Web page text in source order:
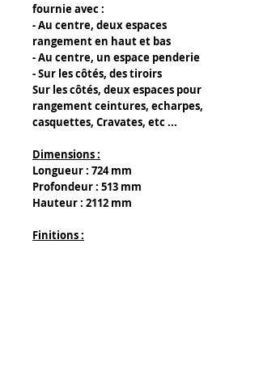
fournie avec :
- Au centre, deux espaces
rangement en haut et bas
- Au centre, un espace penderie
- Sur les côtés, des tiroirs
Sur les côtés, deux espaces pour
rangement ceintures, echarpes,
casquettes, Cravates, etc ...
Dimensions :
Longueur : 724 mm
Profondeur : 513 mm
Hauteur : 2112 mm
Finitions :